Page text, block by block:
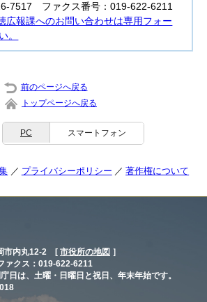
7517 ファクス番号：019-622-6211
報課へのお問い合わせは専用フォー
。
前のページへ戻る
トップページへ戻る
PC スマートフォン
プライバシーポリシー 著作権について
市内丸12-2 [ 市役所の地図 ］
クス：019-622-6211
日は、土曜・日曜日と祝日、年末年始です。